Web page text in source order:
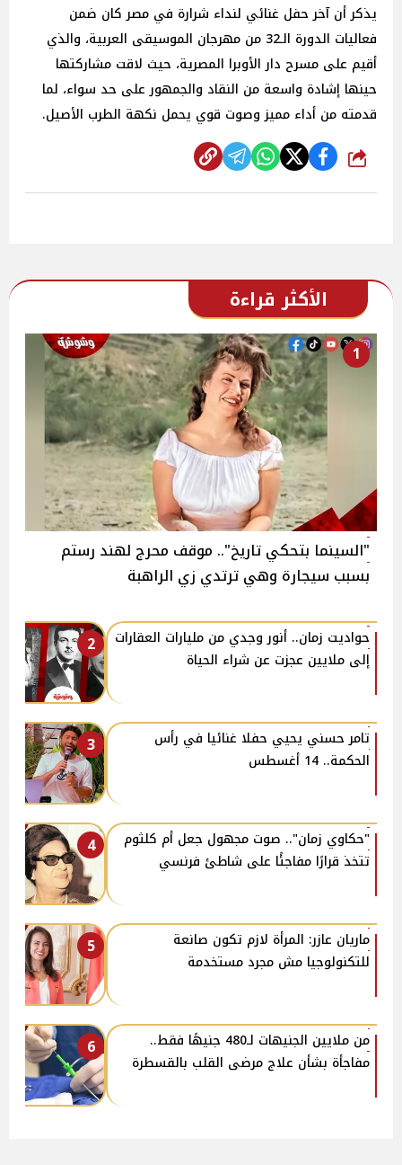
يذكر أن آخر حفل غنائي لنداء شرارة في مصر كان ضمن
فعاليات الدورة الـ32 من مهرجان الموسيقى العربية، والذي
أقيم على مسرح دار الأوبرا المصرية، حيث لاقت مشاركتها
حينها إشادة واسعة من النقاد والجمهور على حد سواء، لما
قدمته من أداء مميز وصوت قوي يحمل نكهة الطرب الأصيل.
شارك
الأكثر قراءة
1
"السينما بتحكي تاريخ".. موقف محرج لهند رستم
بسبب سيجارة وهي ترتدي زي الراهبة
2
حواديت زمان.. أنور وجدي من مليارات العقارات
إلى ملايين عجزت عن شراء الحياة
3
تامر حسني يحيي حفلا غنائيا في رأس
الحكمة.. 14 أغسطس
4
"حكاوي زمان".. صوت مجهول جعل أم كلثوم
تتخذ قرارًا مفاجئًا على شاطئ فرنسي
5
ماريان عازر: المرأة لازم تكون صانعة
للتكنولوجيا مش مجرد مستخدمة
6
من ملايين الجنيهات لـ480 جنيهًا فقط..
مفاجأة بشأن علاج مرضى القلب بالقسطرة